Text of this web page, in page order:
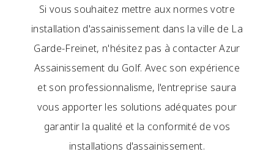
Si vous souhaitez mettre aux normes votre
installation d'assainissement dans la ville de La
Garde-Freinet, n'hésitez pas à contacter Azur
Assainissement du Golf. Avec son expérience
et son professionnalisme, l'entreprise saura
vous apporter les solutions adéquates pour
garantir la qualité et la conformité de vos
installations d'assainissement.